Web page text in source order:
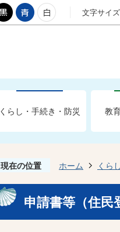
文字サイズ
くらし・手続き・防災 教
現在の位置 ホーム くら
申請書等（住民